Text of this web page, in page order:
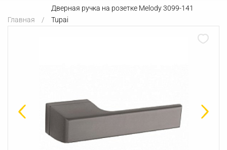
Главная
Дверная ручка на розетке Melody 3099-141
Tupai